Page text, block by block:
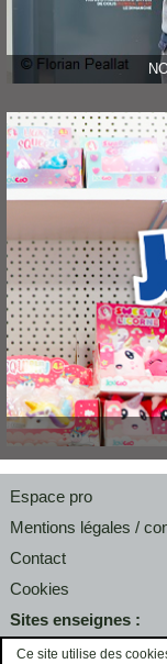
Ce site utilise des
Espace pro
Mentions légales /
Contact
Cookies
Sites enseignes :